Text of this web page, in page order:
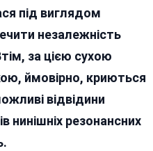
під виглядом
незалежність
за цією сухою
ймовірно, криються
відвідини
нинішніх резонансних